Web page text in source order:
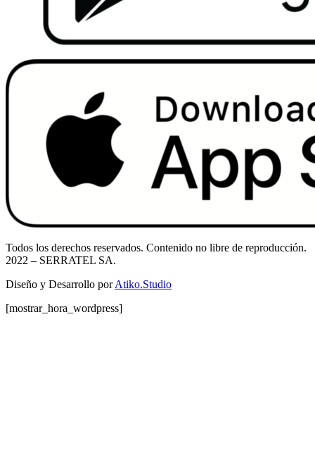
Todos los derechos reservados. Contenido no libre de reproducción.
2022 – SERRATEL SA.
Diseño y Desarrollo porAtiko.Studio
[mostrar_hora_wordpress]